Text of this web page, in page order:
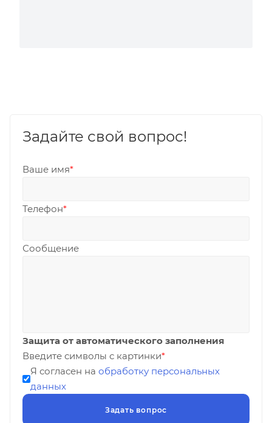
Задайте свой вопрос!
Ваше имя*
Телефон*
Сообщение
Защита от автоматического заполнения
Введите символы с картинки*
Я согласен на обработку персональных
данных